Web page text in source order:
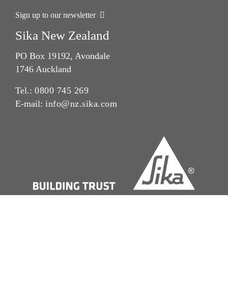
Sign up to our newsletter
Sika New Zealand
PO Box 19192, Avondale
1746 Auckland
Tel.: 0800 745 269
E-mail: info@nz.sika.com